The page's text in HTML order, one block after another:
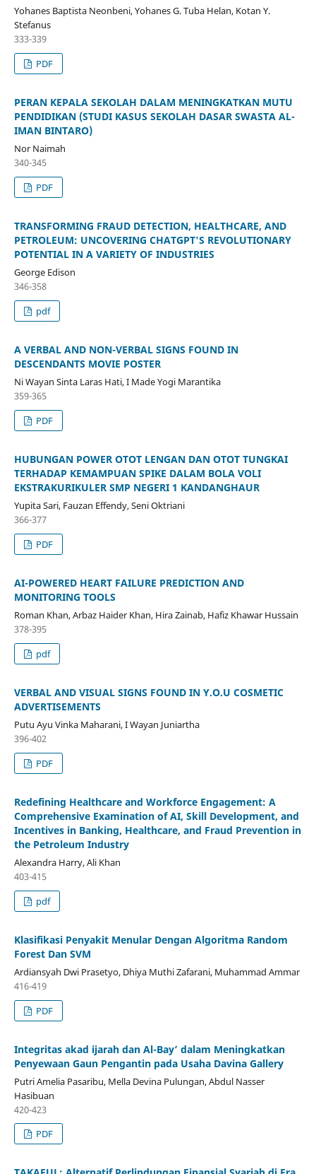
Yohanes Baptista Neonbeni, Yohanes G. Tuba Helan, Kotan Y.
Stefanus
333-339
PDF
PERAN KEPALA SEKOLAH DALAM MENINGKATKAN MUTU
PENDIDIKAN (STUDI KASUS SEKOLAH DASAR SWASTA AL-
IMAN BINTARO)
Nor Naimah
340-345
PDF
TRANSFORMING FRAUD DETECTION, HEALTHCARE, AND
PETROLEUM: UNCOVERING CHATGPT'S REVOLUTIONARY
POTENTIAL IN A VARIETY OF INDUSTRIES
George Edison
346-358
pdf
A VERBAL AND NON-VERBAL SIGNS FOUND IN
DESCENDANTS MOVIE POSTER
Ni Wayan Sinta Laras Hati, I Made Yogi Marantika
359-365
PDF
HUBUNGAN POWER OTOT LENGAN DAN OTOT TUNGKAI
TERHADAP KEMAMPUAN SPIKE DALAM BOLA VOLI
EKSTRAKURIKULER SMP NEGERI 1 KANDANGHAUR
Yupita Sari, Fauzan Effendy, Seni Oktriani
366-377
PDF
AI-POWERED HEART FAILURE PREDICTION AND
MONITORING TOOLS
Roman Khan, Arbaz Haider Khan, Hira Zainab, Hafiz Khawar Hussain
378-395
pdf
VERBAL AND VISUAL SIGNS FOUND IN Y.O.U COSMETIC
ADVERTISEMENTS
Putu Ayu Vinka Maharani, I Wayan Juniartha
396-402
PDF
Redefining Healthcare and Workforce Engagement: A
Comprehensive Examination of AI, Skill Development, and
Incentives in Banking, Healthcare, and Fraud Prevention in
the Petroleum Industry
Alexandra Harry, Ali Khan
403-415
pdf
Klasifikasi Penyakit Menular Dengan Algoritma Random
Forest Dan SVM
Ardiansyah Dwi Prasetyo, Dhiya Muthi Zafarani, Muhammad Ammar
416-419
PDF
Integritas akad ijarah dan Al-Bay’ dalam Meningkatkan
Penyewaan Gaun Pengantin pada Usaha Davina Gallery
Putri Amelia Pasaribu, Mella Devina Pulungan, Abdul Nasser
Hasibuan
420-423
PDF